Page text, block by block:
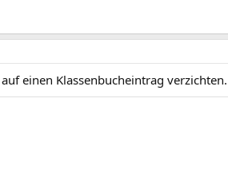
einen Klassenbucheintrag verzichten.